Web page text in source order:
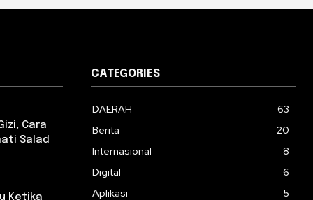
Cara
Salad
Ketika
CATEGORIES
DAERAH
63
Berita
20
Internasional
8
Digital
6
Aplikasi
5